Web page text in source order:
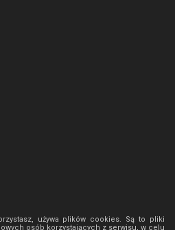
używa plików cookies. Są to pliki
osób korzystających z serwisu, w celu